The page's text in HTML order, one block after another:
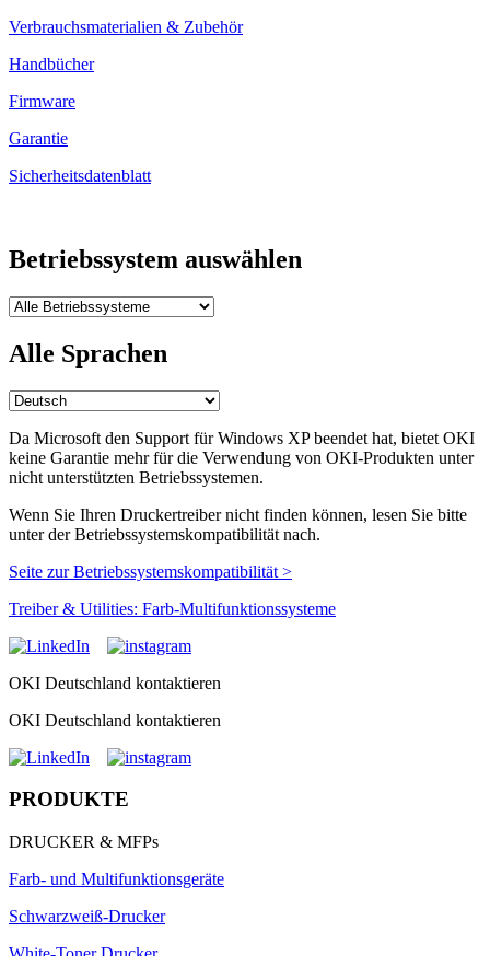
Verbrauchsmaterialien & Zubehör
Handbücher
Firmware
Garantie
Sicherheitsdatenblatt
Betriebssystem auswählen
Alle Sprachen
Da Microsoft den Support für Windows XP beendet hat, bietet OKI
keine Garantie mehr für die Verwendung von OKI-Produkten unter
nicht unterstützten Betriebssystemen.
Wenn Sie Ihren Druckertreiber nicht finden können, lesen Sie bitte
unter der Betriebssystemskompatibilität nach.
Seite zur Betriebssystemskompatibilität >
Treiber & Utilities: Farb-Multifunktionssysteme
OKI Deutschland kontaktieren
OKI Deutschland kontaktieren
PRODUKTE
DRUCKER & MFPs
Farb- und Multifunktionsgeräte
Schwarzweiß-Drucker